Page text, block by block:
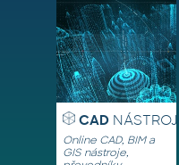
CADNÁSTROJE
Online CAD, BIM a
GIS nástroje,